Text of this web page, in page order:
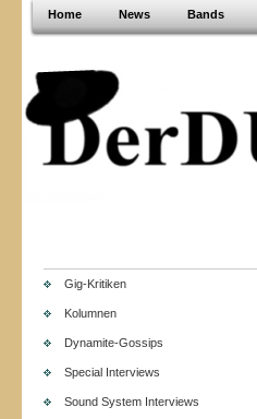
Home News Bands
Gig-Kritiken
Kolumnen
Dynamite-Gossips
Special Interviews
Sound System Interviews